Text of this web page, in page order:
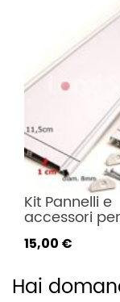
Kit Pannelli e
accessori
a Soffietto –
220cm
15,00 €
Hai